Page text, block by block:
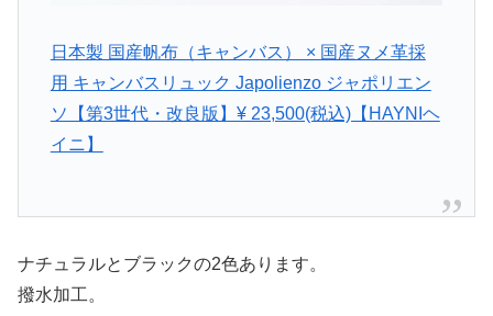
日本製 国産帆布（キャンバス） × 国産ヌメ革採
用 キャンバスリュック Japolienzo ジャポリエン
ソ【第3世代・改良版】¥ 23,500(税込)【HAYNIヘ
イニ】
ナチュラルとブラックの2色あります。
撥水加工。